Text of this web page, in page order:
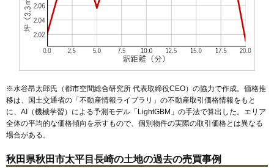
59 寺内堂ノ沢 15万円 989万円
60
15万円
仁井田新田 14万円 887万円 20.2%
65 桜台 14万円 950万円 22.6%
66
※水谷昂太郎氏（都市空間総合研究所 代表取締役CEO）の協力で作成。価格推
移は、国土交通省の「不動産情報ライブラリ 」の不動産取引価格情報をもと
に、AI（機械学習）による予測モデル「LightGBM」の手法で算出した。エリア
全体の平均的な価格傾向を示すもので、個別物件の実際の取引価格とは異なる
場合がある。
秋田県秋田市太平目長崎の土地の過去の売買事例